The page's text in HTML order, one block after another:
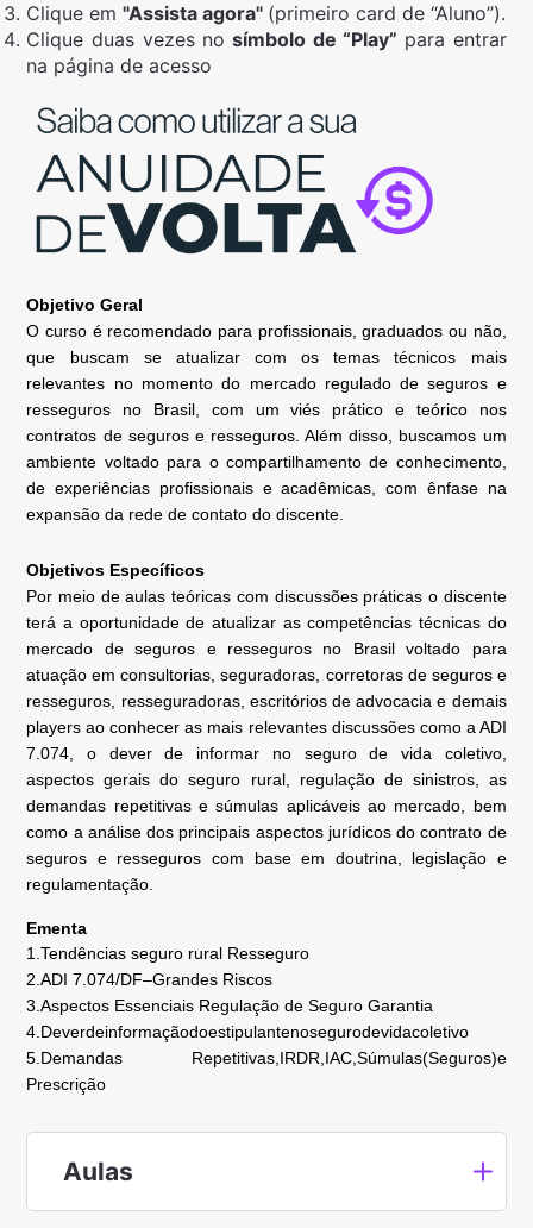
Clique em"Assista agora" (primeiro card de “Aluno”).
Clique duas vezes no símbolo de “Play” para entrar
na página de acesso
Objetivo Geral
O curso é recomendado para profissionais, graduados ou não,
que buscam se atualizar com os temas técnicos mais
relevantes no momento do mercado regulado de seguros e
resseguros no Brasil, com um viés prático e teórico nos
contratos de seguros e resseguros. Além disso, buscamos um
ambiente voltado para o compartilhamento de conhecimento,
de experiências profissionais e acadêmicas, com ênfase na
expansão da rede de contato do discente.
Objetivos Específicos
Por meio de aulas teóricas com discussões práticas o discente
terá a oportunidade de atualizar as competências técnicas do
mercado de seguros e resseguros no Brasil voltado para
atuação em consultorias, seguradoras, corretoras de seguros e
resseguros, resseguradoras, escritórios de advocacia e demais
players ao conhecer as mais relevantes discussões como a ADI
7.074, o dever de informar no seguro de vida coletivo,
aspectos gerais do seguro rural, regulação de sinistros, as
demandas repetitivas e súmulas aplicáveis ao mercado, bem
como a análise dos principais aspectos jurídicos do contrato de
seguros e resseguros com base em doutrina, legislação e
regulamentação.
Ementa
1.Tendências seguro rural Resseguro
2.ADI 7.074/DF–Grandes Riscos
3.Aspectos Essenciais Regulação de Seguro Garantia
4.Deverdeinformaçãodoestipulantenosegurodevidacoletivo
5.Demandas Repetitivas,IRDR,IAC,Súmulas(Seguros)e
Prescrição
Aulas